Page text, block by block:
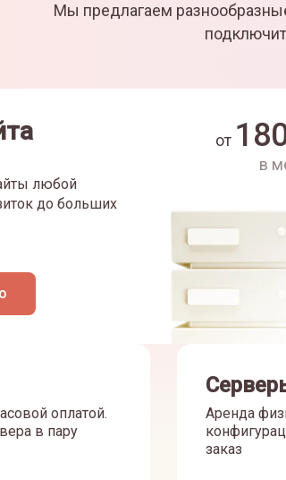
Мы предлагаем
любой
до больших
от
в
оплатой.
в пару
Аренда
заказ